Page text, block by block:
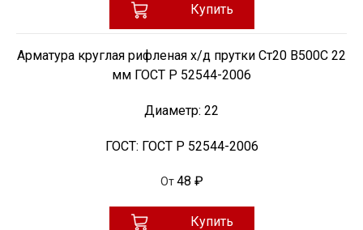
Купить
Арматура круглая рифленая х/д прутки Ст20 В500С 22
мм ГОСТ Р 52544-2006
Диаметр: 22
ГОСТ: ГОСТ Р 52544-2006
От 48 ₽
Купить